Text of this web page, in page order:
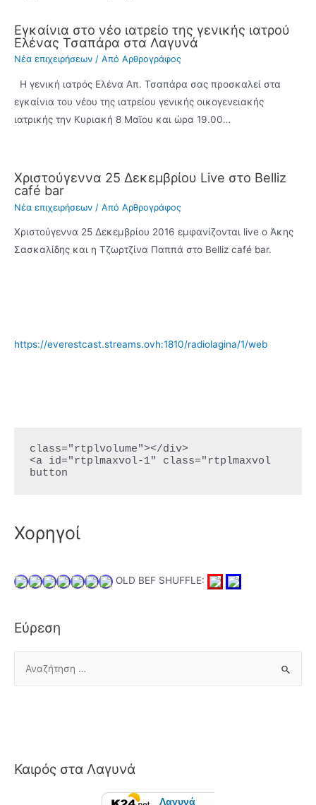
Εγκαίνια στο νέο ιατρείο της γενικής ιατρού
Ελένας Τσαπάρα στα Λαγυνά
Νέα επιχειρήσεων / Από Αρθρογράφος
Η γενική ιατρός Ελένα Απ. Τσαπάρα σας προσκαλεί στα
εγκαίνια του νέου της ιατρείου γενικής οικογενειακής
ιατρικής την Κυριακή 8 Μαϊου και ώρα 19.00…
Χριστούγεννα 25 Δεκεμβρίου Live στο Belliz
café bar
Νέα επιχειρήσεων / Από Αρθρογράφος
Χριστούγεννα 25 Δεκεμβρίου 2016 εμφανίζονται live ο Άκης
Σασκαλίδης και η Τζωρτζίνα Παππά στο Belliz café bar.
https://everestcast.streams.ovh:1810/radiolagina/1/web
class="rtplvolume"></div>
<a id="rtplmaxvol-1" class="rtplmaxvol
button
Χορηγοί
OLD BEF SHUFFLE:
Εύρεση
η
Καιρός στα Λαγυνά